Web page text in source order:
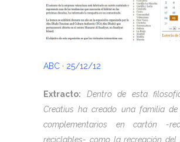
ABC · 25/12/12
Extracto:
Dentro de esta
Creatius ha creado una familia de
complementarios en cartón -
reciclables- como la recreación del